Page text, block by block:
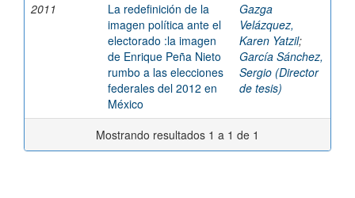
2011
La redefinición de la
imagen política ante el
electorado :la imagen
de Enrique Peña Nieto
rumbo a las elecciones
federales del 2012 en
México
Gazga
Velázquez,
Karen Yatzil;
García Sánchez,
Sergio (Director
de tesis)
Mostrando resultados 1 a 1 de 1